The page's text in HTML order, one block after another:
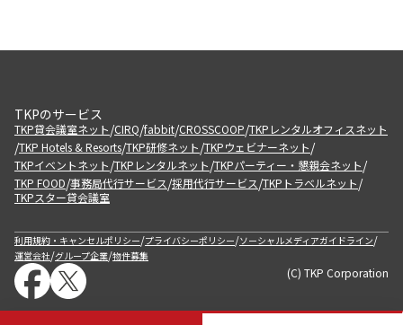
TKPのサービス
TKP貸会議室ネット/CIRQ/fabbit/CROSSCOOP/TKPレンタルオフィスネット
/TKP Hotels & Resorts/TKP研修ネット/TKPウェビナーネット/
TKPイベントネット/TKPレンタルネット/TKPパーティー・懇親会ネット/
TKP FOOD/事務局代行サービス/採用代行サービス/TKPトラベルネット/
TKPスター貸会議室
利用規約・キャンセルポリシー/プライバシーポリシー/ソーシャルメディアガイドライン/
運営会社/グループ企業/物件募集
(C) TKP Corporation